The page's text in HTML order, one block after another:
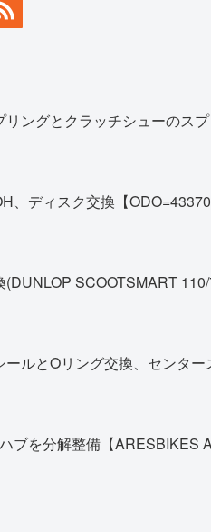
リングとクラッチシューのス
、ディスク交換【
SCOOTSMART
ールとOリング交換、センタ
ブを分解整備【ARESBIKES